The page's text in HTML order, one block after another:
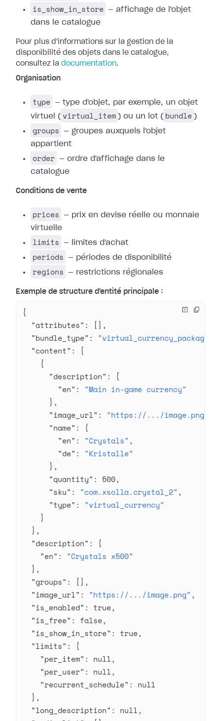
is_show_in_store
— affichage de l'objet
dans le catalogue
Pour plus d'informations sur la gestion de la
disponibilité des objets dans le catalogue,
consultez la documentation.
Organisation
type
— type d'objet, par exemple, un objet
virtuel ( virtual_item ) ou un lot ( bundle )
groups
— groupes auxquels l'objet
appartient
order
— ordre d'affichage dans le
catalogue
Conditions de vente
prices
— prix en devise réelle ou monnaie
virtuelle
limits — limites d'achat
periods — périodes de disponibilité
regions — restrictions régionales
Exemple de structure d'entité principale :
{
  "attributes"
: [],
  "bundle_type"
: "virtual_currency_package"
  "content"
: [
    {
      "description"
: {
        "en"
: "Main in-game currency"
      },
      "image_url"
: "https://.../image.png"
      "name"
: {
        "en"
: "Crystals" ,
        "de"
: "Kristalle"
      },
      "quantity"
: 500,
      "sku"
: "com.xsolla.crystal_2" ,
      "type"
: "virtual_currency"
    }
  ],
  "description"
: {
    "en"
: "Crystals x500"
  },
  "groups"
: [],
  "image_url"
: "https://.../image.png" ,
  "is_enabled"
: true,
  "is_free"
: false,
  "is_show_in_store"
: true,
  "limits"
: {
    "per_item"
: null,
    "per_user"
: null,
    "recurrent_schedule"
: null
  },
  "long_description"
: null,